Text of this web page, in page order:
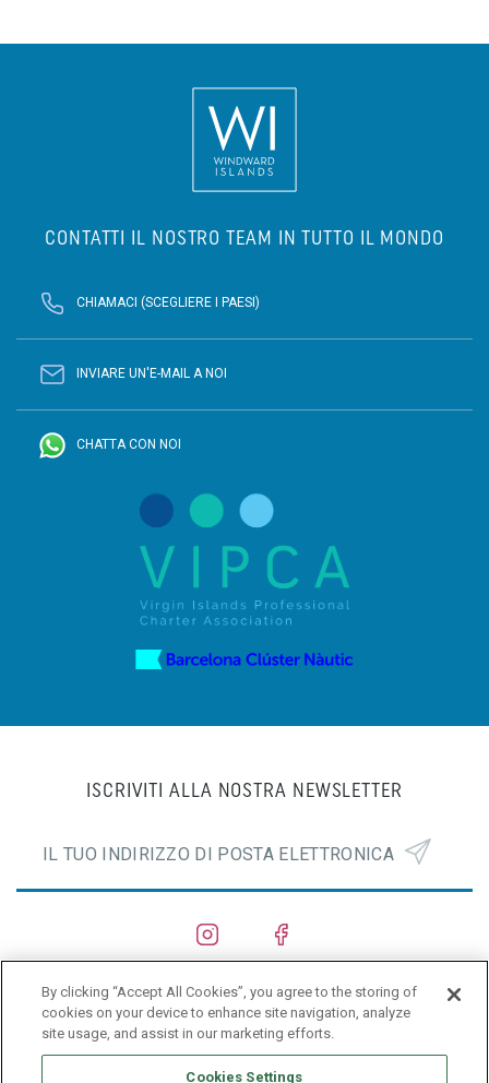
CONTATTI IL NOSTRO TEAM IN TUTTO IL MONDO
CHIAMACI (SCEGLIERE I PAESI)
INVIARE UN'E-MAIL A NOI
CHATTA CON NOI
CANTIERI NAVALI
PRIVACY POLICY
ISCRIVITI ALLA NOSTRA NEWSLETTER
By clicking “Accept All Cookies”, you agree to the storing of
cookies on your device to enhance site navigation, analyze
site usage, and assist in our marketing efforts.
Cookies Settings